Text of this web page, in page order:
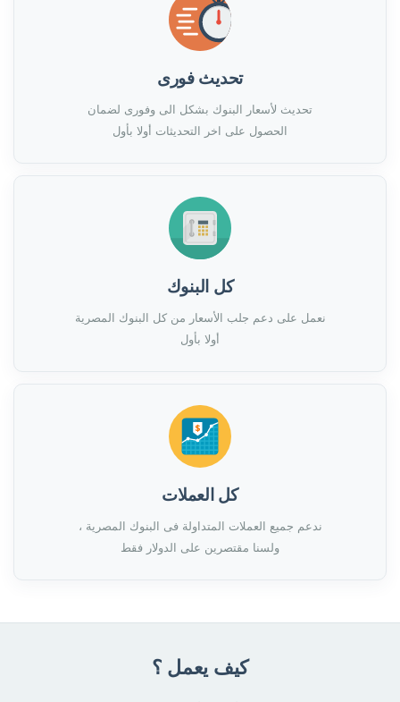
تحديث فورى
تحديث لأسعار البنوك بشكل الى وفورى لضمان
الحصول على اخر التحديثات أولا بأول
كل البنوك
نعمل على دعم جلب الأسعار من كل البنوك المصرية
أولا بأول
كل العملات
ندعم جميع العملات المتداولة فى البنوك المصرية ،
ولسنا مقتصرين على الدولار فقط
كيف يعمل ؟